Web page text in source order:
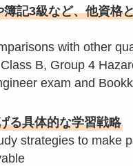
簿記3級など、他資格
with other
B, Group 4
exam and
る具体的な学習戦略
strategies to make